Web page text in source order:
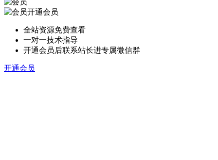
开通会员
全站资源免费查看
一对一技术指导
开通会员后联系站长进专属微信群
开通会员